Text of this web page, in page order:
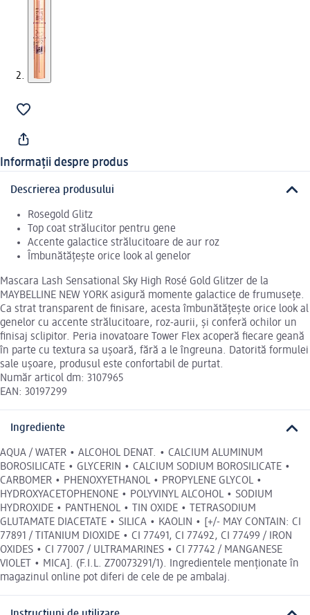
Informații despre produs
Descrierea produsului
Rosegold Glitz
Top coat strălucitor pentru gene
Accente galactice strălucitoare de aur roz
Îmbunătățește orice look al genelor
Mascara Lash Sensational Sky High Rosé Gold Glitzer de la
MAYBELLINE NEW YORK asigură momente galactice de frumusețe.
Ca strat transparent de finisare, acesta îmbunătățește orice look al
genelor cu accente strălucitoare, roz-aurii, și conferă ochilor un
finisaj sclipitor. Peria inovatoare Tower Flex acoperă fiecare geană
în parte cu textura sa ușoară, fără a le îngreuna. Datorită formulei
sale ușoare, produsul este confortabil de purtat.
Număr articol dm: 3107965
EAN: 30197299
Ingrediente
AQUA / WATER • ALCOHOL DENAT. • CALCIUM ALUMINUM
BOROSILICATE • GLYCERIN • CALCIUM SODIUM BOROSILICATE •
CARBOMER • PHENOXYETHANOL • PROPYLENE GLYCOL •
HYDROXYACETOPHENONE • POLYVINYL ALCOHOL • SODIUM
HYDROXIDE • PANTHENOL • TIN OXIDE • TETRASODIUM
GLUTAMATE DIACETATE • SILICA • KAOLIN • [+/- MAY CONTAIN: CI
77891 / TITANIUM DIOXIDE • CI 77491, CI 77492, CI 77499 / IRON
OXIDES • CI 77007 / ULTRAMARINES • CI 77742 / MANGANESE
VIOLET • MICA]. (F.I.L. Z70073291/1). Ingredientele menționate în
magazinul online pot diferi de cele de pe ambalaj.